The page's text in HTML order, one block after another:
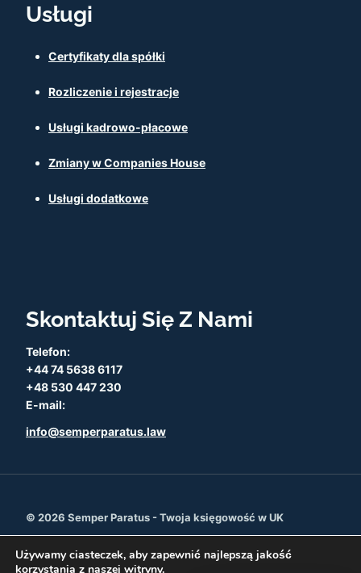
Usługi
Certyfikaty dla spółki
Rozliczenie i rejestracje
Usługi kadrowo-płacowe
Zmiany w Companies House
Usługi dodatkowe
Skontaktuj Się Z Nami
Telefon:
+44 74 5638 6117
+48 530 447 230
E-mail:
info@semperparatus.law
© 2026 Semper Paratus - Twoja księgowość w UK
Używamy ciasteczek, aby zapewnić najlepszą jakość
korzystania z naszej witryny.